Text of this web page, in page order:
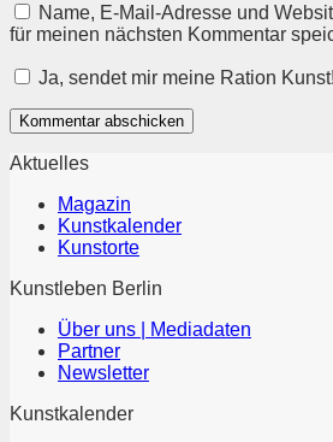
Name, E-Mail-Adresse und
für meinen nächsten Kommentar
Ja, sendet mir meine Ration Kunst!
Aktuelles
Magazin
Kunstkalender
Kunstorte
Kunstleben Berlin
Über uns | Mediadaten
Partner
Newsletter
Kunstkalender